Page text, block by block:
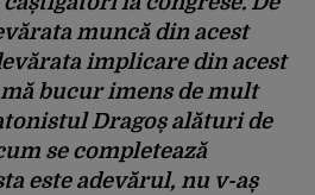
muncă din acest
implicare din acest
bucur imens de mult
Dragoș alături de
se completează
este adevărul, nu v-aș